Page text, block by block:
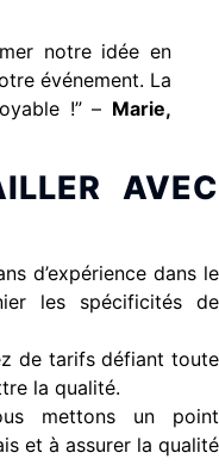
notre idée en
événement. La
!” – Marie,
AVEC
d’expérience dans le
les spécificités de
de tarifs défiant toute
la qualité.
mettons un point
et à assurer la qualité